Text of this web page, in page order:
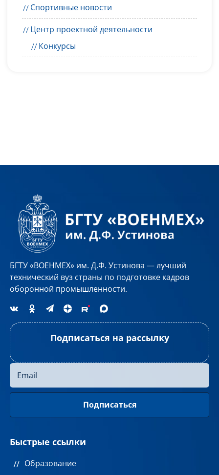
Спортивные новости
Центр проектной деятельности
Конкурсы
БГТУ «ВОЕНМЕХ» им. Д.Ф. Устинова — лучший
технический вуз страны по подготовке кадров
оборонной промышленности.
Подписаться на рассылку
Быстрые ссылки
Образование